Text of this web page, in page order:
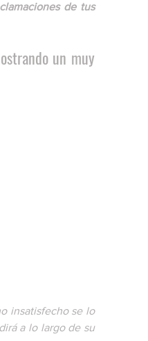
de tus
un muy
insatisfecho se lo
a lo largo de su